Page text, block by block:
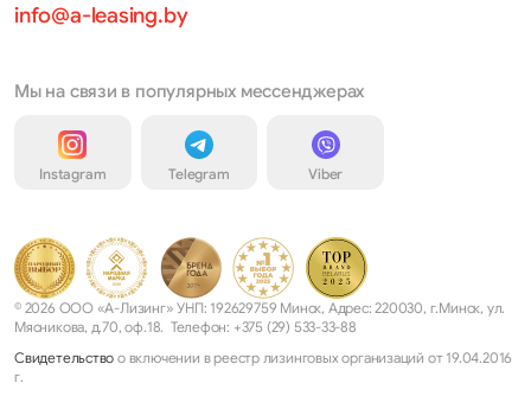
info@a-leasing.by
Мы на связи в популярных мессенджерах
Instagram Telegram Viber
© 2026 ООО «А-Лизинг» УНП: 192629759 Минск, Адрес: 220030, г.Минск, ул.
Мясникова, д.70, оф.18. Телефон: +375 (29) 533-33-88
Свидетельство о включении в реестр лизинговых организаций от 19.04.2016
г.